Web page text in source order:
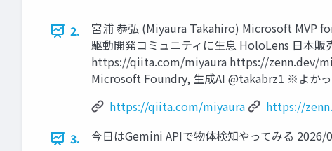
2.
宮浦 恭弘 (Miyaura Takahiro) Microsoft MVP
駆動開発コミュニティに生息 HoloLens 日本
https://qiita.com/miyaura https://zenn.dev/
Microsoft Foundry, 生成AI @takabrz1 ※よか
https://qiita.com/miyaura
https://
3.
今日はGemini APIで物体検知やってみる